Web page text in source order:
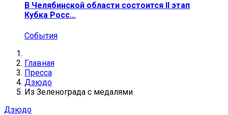
В Челябинской области состоится II этап
Кубка Росс…
События
Главная
Пресса
Дзюдо
Из Зеленограда с медалями
Дзюдо